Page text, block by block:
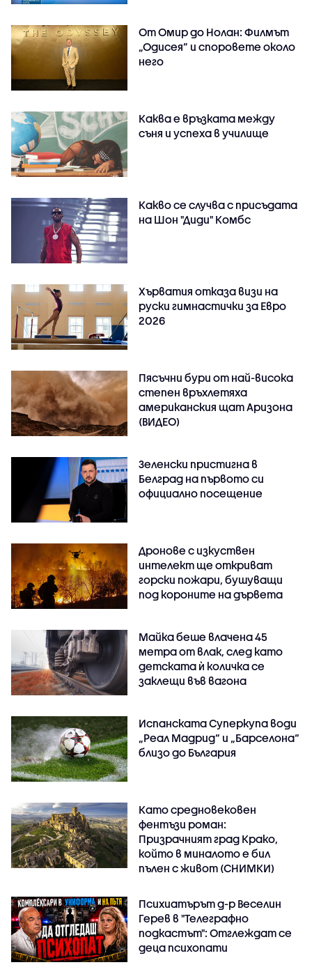
От Омир до Нолан: Филмът
„Одисея” и споровете около
него
Каква е връзката между
съня и успеха в училище
Какво се случва с присъдата
на Шон "Диди" Комбс
Хърватия отказа визи на
руски гимнастички за Евро
2026
Пясъчни бури от най-висока
степен връхлетяха
американския щат Аризона
(ВИДЕО)
Зеленски пристигна в
Белград на първото си
официално посещение
Дронове с изкуствен
интелект ще откриват
горски пожари, бушуващи
под короните на дървета
Майка беше влачена 45
метра от влак, след като
детската ѝ количка се
заклещи във вагона
Испанската Суперкупа води
„Реал Мадрид“ и „Барселона“
близо до България
Като средновековен
фентъзи роман:
Призрачният град Крако,
който в миналото е бил
пълен с живот (СНИМКИ)
Психиатърът д-р Веселин
Герев в "Телеграфно
подкастът": Отглеждат се
деца психопати